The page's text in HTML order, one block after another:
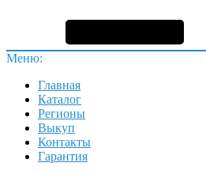
Меню:
Главная
Каталог
Регионы
Выкуп
Контакты
Гарантия